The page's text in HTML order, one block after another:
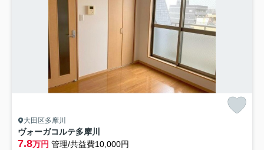
大田区多摩川
ヴォーガコルテ多摩川
7.8万円 管理/共益費10,000円